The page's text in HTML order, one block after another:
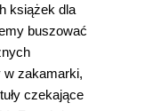
książek dla
buszować
w zakamarki,
czekające